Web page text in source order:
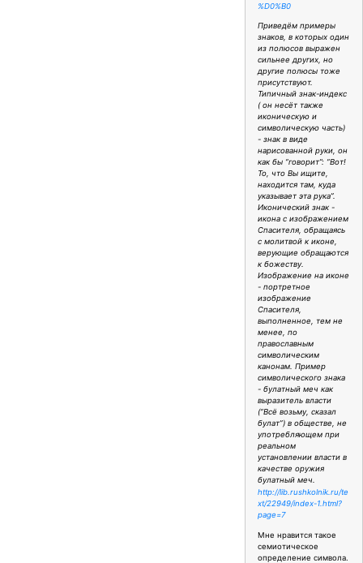
%D0%B0
Приведём примеры
знаков, в которых один
из полюсов выражен
сильнее других, но
другие полюсы тоже
присутствуют.
Типичный знак-индекс
( он несёт также
иконическую и
символическую часть)
- знак в виде
нарисованной руки, он
как бы “говорит”: “Вот!
То, что Вы ищите,
находится там, куда
указывает эта рука”.
Иконический знак -
икона с изображением
Спасителя, обращаясь
с молитвой к иконе,
верующие обращаются
к божеству.
Изображение на иконе
- портретное
изображение
Спасителя,
выполненное, тем не
менее, по
православным
символическим
канонам. Пример
символического знака
- булатный меч как
выразитель власти
(“Всё возьму, сказал
булат”) в обществе, не
употребляющем при
реальном
установлении власти в
качестве оружия
булатный меч.
http://lib.rushkolnik.ru/te
xt/22949/index-1.html?
page=7
Мне нравится такое
семиотическое
определение символа.